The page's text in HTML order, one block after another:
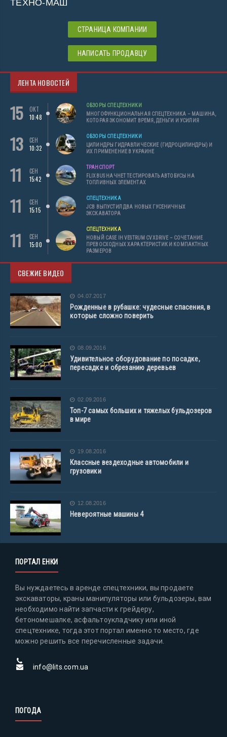
ТЕХНО-МАШ
СТРАНИЦА КОМПАНИИ
НАПИСАТЬ ПРОДАВЦУ
ЛЕНТА НОВОСТЕЙ
15
ОКТ
10:48
ОБЗОРЫ СПЕЦТЕХНИКИ
МНОГОФУНКЦИОНАЛЬНАЯ СПЕЦТЕХНИКА – МАШИНА,
КОТОРАЯ ЭКОНОМИТ ВРЕМЯ, ДЕНЬГИ И УСИЛИЯ
13
СЕН
10:32
ОБЗОРЫ СПЕЦТЕХНИКИ
ЦИЛИНДРЫ ГИДРАВЛИЧЕСКИЕ (ГИДРОЦИЛИНДРЫ) И
ИХ ПРИМЕНЕНИЕ В УКРАИНЕ
11
СЕН
15:42
ТРАНСПОРТ
FLIXBUS НАЧНЕТ ТЕСТИРОВАТЬ АВТОБУСЫ НА
ТОПЛИВНЫХ ЭЛЕМЕНТАХ
11
СЕН
15:15
СПЕЦТЕХНИКА
JCB ВЫПУСТИЛ ДВА НОВЫХ ГУСЕНИЧНЫХ
ЭКСКАВАТОРА
11
СЕН
15:00
СПЕЦТЕХНИКА
НОВЫЙ CASE IH VESTRUM CVXDRIVE – СОЧЕТАНИЕ
ПРЕВОСХОДНЫХ ХАРАКТЕРИСТИК И КОМПАКТНЫХ
РАЗМЕРОВ
СВЕЖИЕ ВИДЕО
04.07.2017
Рожденные в рубашке: чудесные спасения, в
которые сложно поверить
08.09.2016
Удивительное оборудование по посадке,
пересадке и обрезанию деревьев
02.09.2016
Топ-7 самых больших и тяжелых бульдозеров
в мире
19.08.2016
Классные вездеходные автомобили и
грузовики
12.08.2016
Невероятные машины 4
ПОРТАЛ ЕНКИ
Вы нуждаетесь в аренде спецтехники, вы продаете
экскаваторы, краны манипуляторы или бульдозеры, вам
необходимо найти запчасти к грейдеру,
бетономешалке, асфальтоукладчику или иной
спецтехнике, тогда этот портал именно то место, где
можно решить все перечисленные задачи.
info@lits.com.ua
ПОГОДА